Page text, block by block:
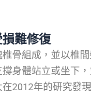
難修復
骨組成，並以椎
身體站立或坐下
2012年的研究發